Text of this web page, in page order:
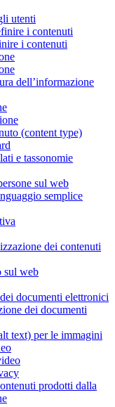
utenti
i contenuti
i contenuti
dell’informazione
(content type)
e tassonomie
sul web
semplice
dei contenuti
sul web
documenti elettronici
dei documenti
text) per le immagini
prodotti dalla